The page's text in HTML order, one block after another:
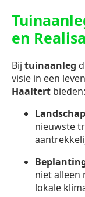
en
Bij tuinaanleg
visie in een
Haaltert bieden:
nieuwste
niet alleen
lokale